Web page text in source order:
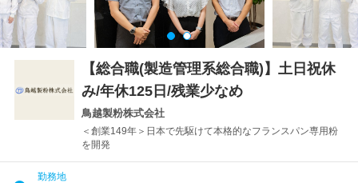
【総合職(製造管理系総合職)】土日祝休
み/年休125日/残業少なめ
鳥越製粉株式会社
＜創業149年＞日本で先駆けて本格的なフランスパン専用粉
を開発
勤務地